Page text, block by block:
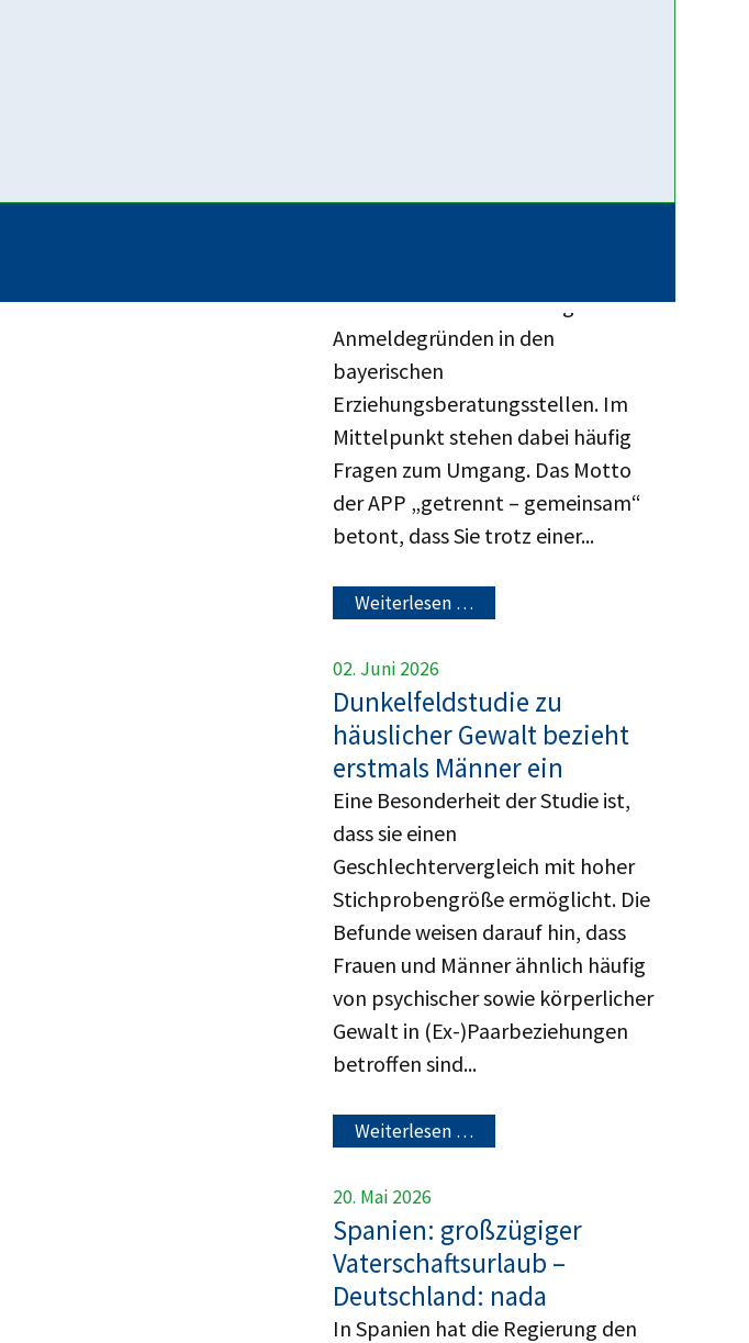
(Trennungs-)Elternkommunikation:
mittlerweile zu den häufigsten
Anmeldegründen in den
bayerischen
Erziehungsberatungsstellen. Im
Mittelpunkt stehen dabei häufig
Fragen zum Umgang. Das Motto
der APP „getrennt – gemeinsam“
betont, dass Sie trotz einer...
Weiterlesen …
02. Juni 2026
Dunkelfeldstudie zu
häuslicher Gewalt bezieht
erstmals Männer ein
Eine Besonderheit der Studie ist,
dass sie einen
Geschlechtervergleich mit hoher
Stichprobengröße ermöglicht. Die
Befunde weisen darauf hin, dass
Frauen und Männer ähnlich häufig
von psychischer sowie körperlicher
Gewalt in (Ex-)Paarbeziehungen
betroffen sind...
Weiterlesen …
20. Mai 2026
Spanien: großzügiger
Vaterschaftsurlaub –
Deutschland: nada
In Spanien hat die Regierung den